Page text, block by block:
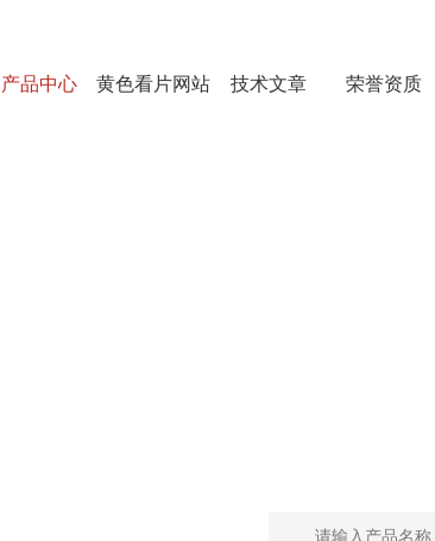
产品中心 黄色看片网站 技术文章 荣誉资质